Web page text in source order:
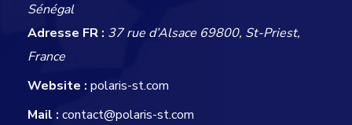
Sénégal
Adresse FR : 37 rue d’Alsace 69800, St-Priest,
France
Website : polaris-st.com
Mail : contact@polaris-st.com